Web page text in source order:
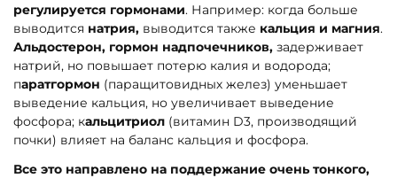
регулируется гормонами. Например: когда больше
выводится натрия, выводится также кальция и магния.
Альдостерон, гормон надпочечников, задерживает
натрий, но повышает потерю калия и водорода;
паратгормон (паращитовидных желез) уменьшает
выведение кальция, но увеличивает выведение
фосфора; кальцитриол (витамин D3, производящий
почки) влияет на баланс кальция и фосфора.
Все это направлено на поддержание очень тонкого,